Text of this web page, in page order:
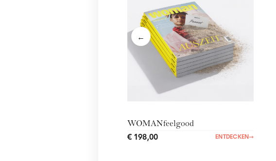
←
WOMANfeelgood
€ 198,00 ENTDECKEN→